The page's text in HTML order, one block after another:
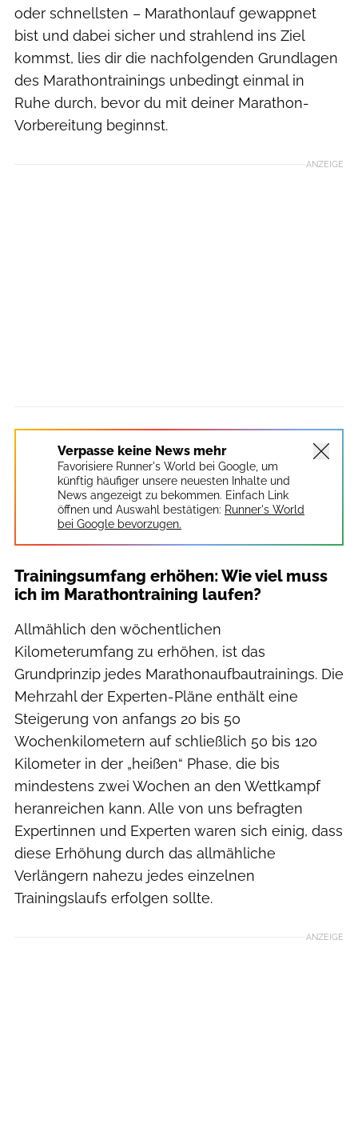
oder schnellsten – Marathonlauf gewappnet
bist und dabei sicher und strahlend ins Ziel
kommst, lies dir die nachfolgenden Grundlagen
des Marathontrainings unbedingt einmal in
Ruhe durch, bevor du mit deiner Marathon-
Vorbereitung beginnst.
ANZEIGE
Verpasse keine News mehr
Favorisiere Runner's World bei Google, um
künftig häufiger unsere neuesten Inhalte und
News angezeigt zu bekommen. Einfach Link
öffnen und Auswahl bestätigen: Runner's World
bei Google bevorzugen.
Trainingsumfang erhöhen: Wie viel muss
ich im Marathontraining laufen?
Allmählich den wöchentlichen
Kilometerumfang zu erhöhen, ist das
Grundprinzip jedes Marathonaufbautrainings. Die
Mehrzahl der Experten-Pläne enthält eine
Steigerung von anfangs 20 bis 50
Wochenkilometern auf schließlich 50 bis 120
Kilometer in der „heißen“ Phase, die bis
mindestens zwei Wochen an den Wettkampf
heranreichen kann. Alle von uns befragten
Expertinnen und Experten waren sich einig, dass
diese Erhöhung durch das allmähliche
Verlängern nahezu jedes einzelnen
Trainingslaufs erfolgen sollte.
ANZEIGE